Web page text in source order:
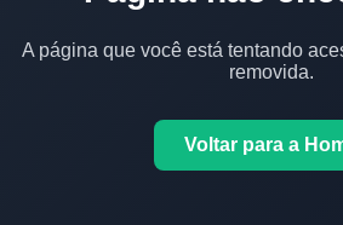
A página que você está tentando
removida.
Voltar para a